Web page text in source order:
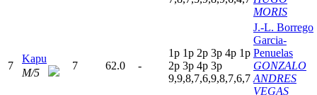
MORIS
7
Kapu
M/5
7 62.0 -
1p 1p 2p 3p 4p 1p
2p 3p 4p 3p
9,9,8,7,6,9,8,7,6,7
J.-L. Borrego
Garcia-
Penuelas
GONZALO
ANDRES
VEGAS